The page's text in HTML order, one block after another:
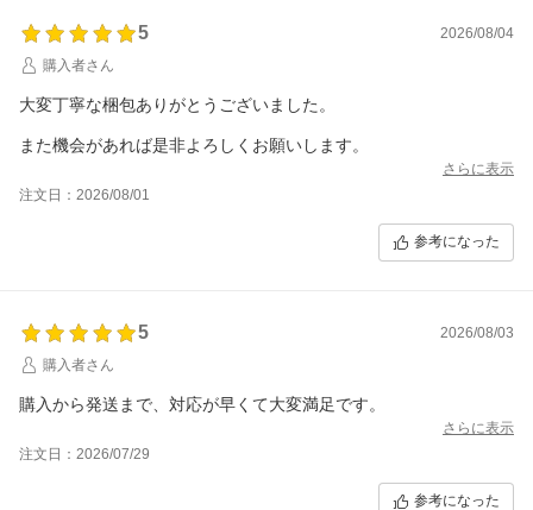
います。どうぞよろしくお願いいたします。
5
2026/08/04
購入者さん
大変丁寧な梱包ありがとうございました。
また機会があれば是非よろしくお願いします。
さらに表示
注文日：2026/08/01
参考になった
5
2026/08/03
購入者さん
購入から発送まで、対応が早くて大変満足です。
さらに表示
注文日：2026/07/29
参考になった